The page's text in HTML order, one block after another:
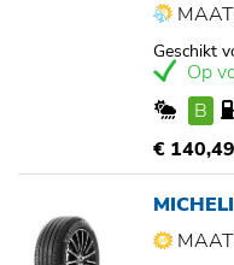
Geschikt
Op
B
€ 140,49